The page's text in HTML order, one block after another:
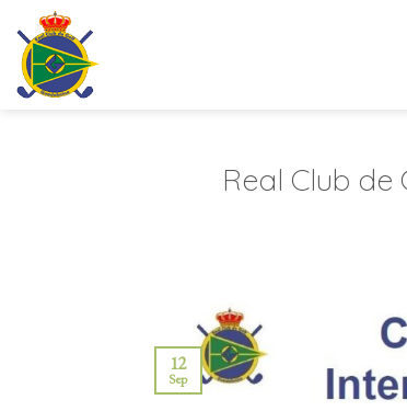
contenido
Real Club
12
Sep